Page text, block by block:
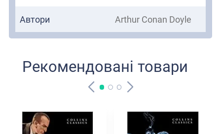
Автори Arthur Conan Doyle
Рекомендовані товари